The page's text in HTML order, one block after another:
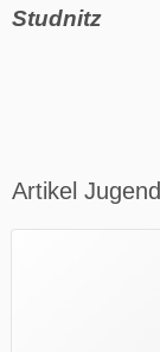
Studnitz
Artikel Jugend